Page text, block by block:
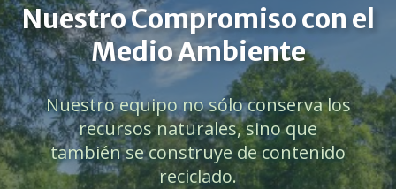
Nuestro Compromiso con el
Medio Ambiente
Nuestro equipo no sólo conserva los
recursos naturales, sino que
también se construye de contenido
reciclado.